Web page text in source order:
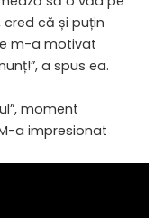
că și puțin
m-a motivat
a spus ea.
moment
a impresionat